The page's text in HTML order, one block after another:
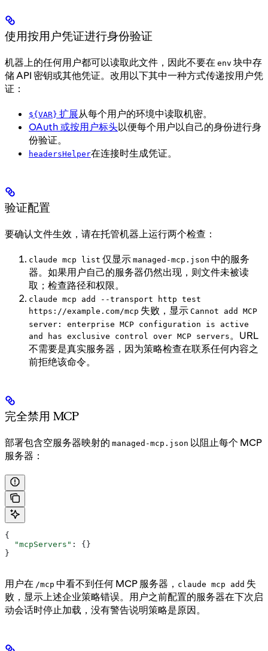
使用按用户凭证进行身份验证
机器上的任何用户都可以读取此文件，因此不要在 env 块中存
储 API 密钥或其他凭证。改用以下其中一种方式传递按用户凭
证：
${VAR} 扩展从每个用户的环境中读取机密。
OAuth 或按用户标头以便每个用户以自己的身份进行身
份验证。
headersHelper在连接时生成凭证。
验证配置
要确认文件生效，请在托管机器上运行两个检查：
claude mcp list 仅显示 managed-mcp.json 中的服务
器。如果用户自己的服务器仍然出现，则文件未被读
取；检查路径和权限。
claude mcp add --transport http test
https://example.com/mcp 失败，显示 Cannot add MCP
server: enterprise MCP configuration is active
and has exclusive control over MCP servers 。URL
不需要是真实服务器，因为策略检查在联系任何内容之
前拒绝该命令。
完全禁用 MCP
部署包含空服务器映射的 managed-mcp.json 以阻止每个 MCP
服务器：
{
  "mcpServers"
: {}
}
用户在 /mcp 中看不到任何 MCP 服务器， claude mcp add 失
败，显示上述企业策略错误。用户之前配置的服务器在下次启
动会话时停止加载，没有警告说明策略是原因。